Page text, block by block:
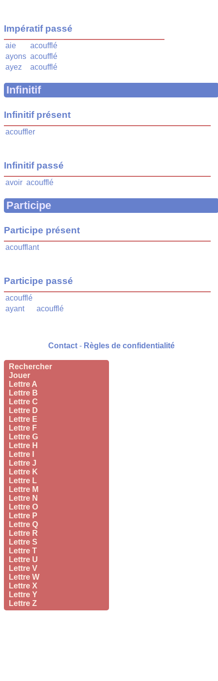
Rechercher
Jouer
Lettre A
Lettre B
Lettre C
Lettre D
Lettre E
Lettre F
Lettre G
Lettre H
Lettre I
Lettre J
Lettre K
Lettre L
Lettre M
Lettre N
Lettre O
Lettre P
Lettre Q
Lettre R
Lettre S
Lettre T
Lettre U
Lettre V
Lettre W
Lettre X
Lettre Y
Lettre Z
Impératif passé
aie
acoufflé
ayons acoufflé
ayez
acoufflé
Infinitif
Infinitif présent
acouffler
Infinitif passé
avoir acoufflé
Participe
Participe présent
acoufflant
Participe passé
acoufflé
ayant
acoufflé
Contact - Règles de confidentialité